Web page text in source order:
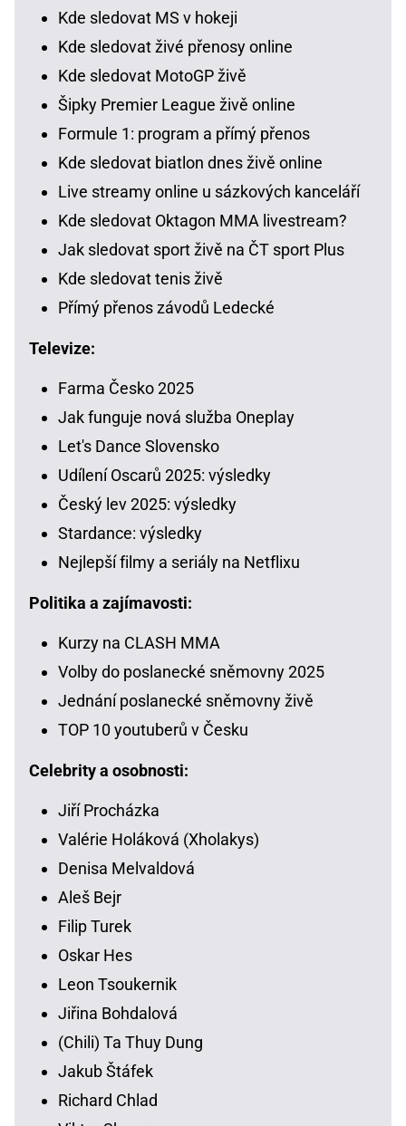
Kde sledovat MS v hokeji
Kde sledovat živé přenosy online
Kde sledovat MotoGP živě
Šipky Premier League živě online
Formule 1: program a přímý přenos
Kde sledovat biatlon dnes živě online
Live streamy online u sázkových kanceláří
Kde sledovat Oktagon MMA livestream?
Jak sledovat sport živě na ČT sport Plus
Kde sledovat tenis živě
Přímý přenos závodů Ledecké
Televize:
Farma Česko 2025
Jak funguje nová služba Oneplay
Let's Dance Slovensko
Udílení Oscarů 2025: výsledky
Český lev 2025: výsledky
Stardance: výsledky
Nejlepší filmy a seriály na Netflixu
Politika a zajímavosti:
Kurzy na CLASH MMA
Volby do poslanecké sněmovny 2025
Jednání poslanecké sněmovny živě
TOP 10 youtuberů v Česku
Celebrity a osobnosti:
Jiří Procházka
Valérie Holáková (Xholakys)
Denisa Melvaldová
Aleš Bejr
Filip Turek
Oskar Hes
Leon Tsoukernik
Jiřina Bohdalová
(Chili) Ta Thuy Dung
Jakub Štáfek
Richard Chlad